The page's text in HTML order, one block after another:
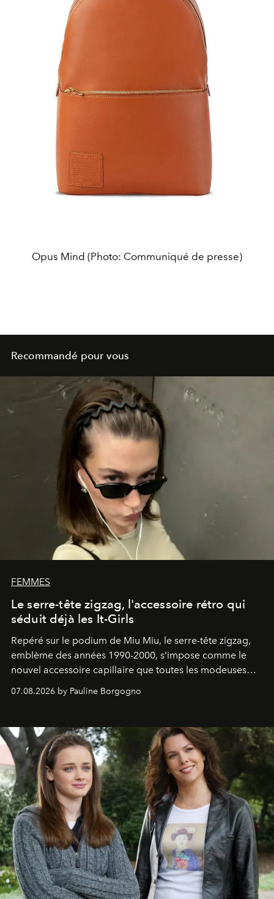
Opus Mind (Photo: Communiqué de presse)
Recommandé pour vous
FEMMES
Le serre-tête zigzag, l'accessoire rétro qui
séduit déjà les It-Girls
Repéré sur le podium de Miu Miu, le serre-tête zigzag,
emblème des années 1990-2000, s'impose comme le
nouvel accessoire capillaire que toutes les modeuses
s'arrachent déjà.
07.08.2026 by Pauline Borgogno